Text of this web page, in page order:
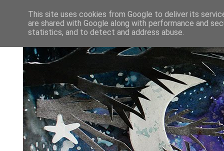
This site uses cookies from Google to deliver its
are shared with Google along with performance and
statistics, and to detect and address abuse.